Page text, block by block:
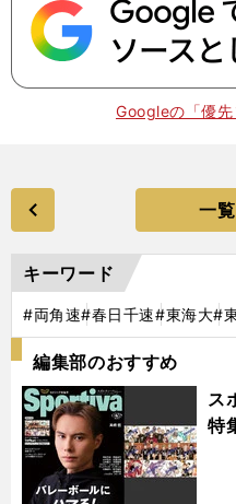
Googleの「優
一
キーワード
#両角速#春日千速#東海大#
編集部のおすすめ
ス
特